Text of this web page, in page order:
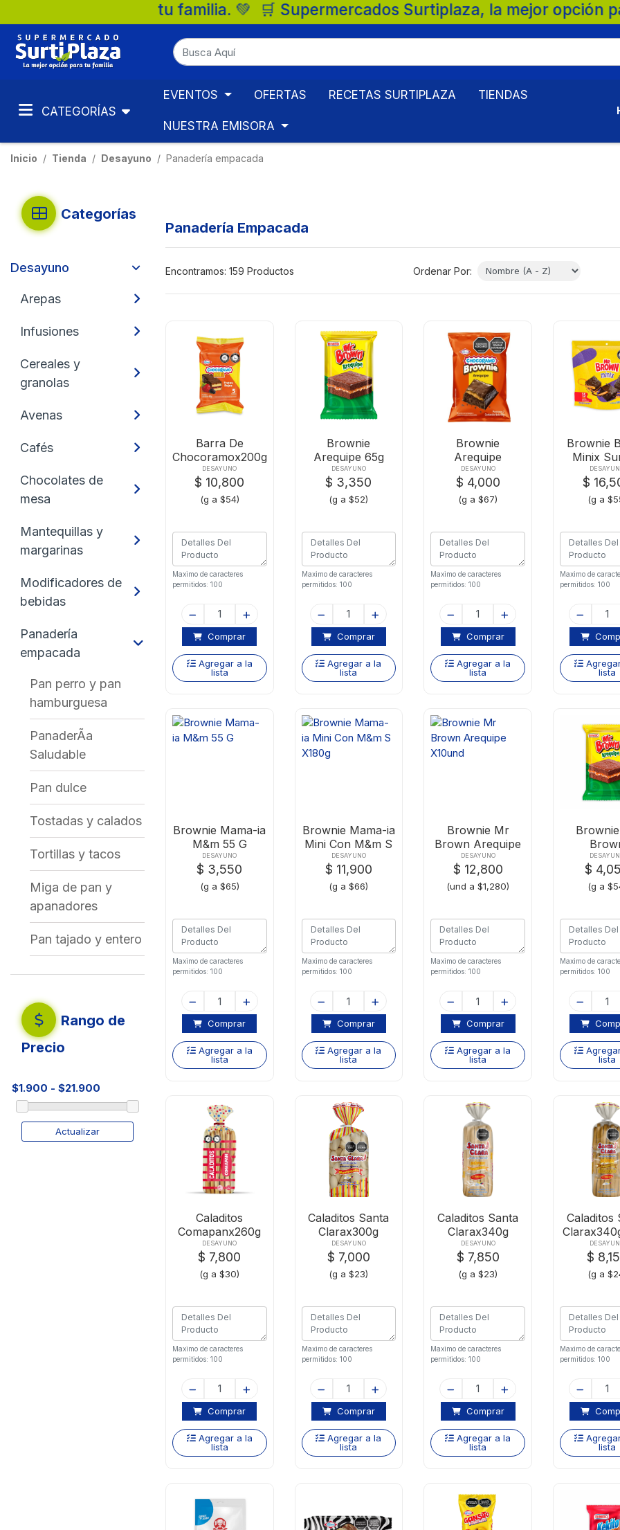
familia. 💚 🛒 Supermercados Surtiplaza, la mejor opción para tu familia.
CATEGORÍAS
EVENTOS OFERTAS RECETAS SURTIPLAZA TIENDAS
NUESTRA EMISORA
Inicio Tienda Desayuno Panadería empacada
Categorías
Desayuno
Arepas
Infusiones
Cereales y
granolas
Avenas
Cafés
Chocolates de
mesa
Mantequillas y
margarinas
Modificadores de
bebidas
Panadería
empacada
Pan perro y pan
hamburguesa
PanaderÃa
Saludable
Pan dulce
Tostadas y calados
Tortillas y tacos
Miga de pan y
apanadores
Pan tajado y entero
Rango de
Precio
Actualizar
Panadería Empacada
Encontramos: 159 Productos Ordenar Por:
Barra De
Chocoramox200g
Frutos Rojos
DESAYUNO
$ 10,800
(g a $54)
Maximo de caracteres
permitidos: 100
Comprar
Agregar a la
lista
Brownie
Arequipe 65g
Flow Bimbox1p
DESAYUNO
$ 3,350
(g a $52)
Maximo de caracteres
permitidos: 100
Comprar
Agregar a la
lista
Brownie
Arequipe
Ramox60 Gr
DESAYUNO
$ 4,000
(g a $67)
Maximo de caracteres
permitidos: 100
Comprar
Agregar a la
lista
Brownie
Minix
Flow
$
(g a
Maximo de
permitidos: 100
lista
Brownie Mama-ia
M&m 55 G
DESAYUNO
$ 3,550
(g a $65)
Maximo de caracteres
permitidos: 100
Comprar
Agregar a la
lista
Brownie Mama-ia
Mini Con M&m S
X180g
DESAYUNO
$ 11,900
(g a $66)
Maximo de caracteres
permitidos: 100
Comprar
Agregar a la
lista
Brownie Mr
Brown Arequipe
X10und
DESAYUNO
$ 12,800
(und a $1,280)
Maximo de caracteres
permitidos: 100
Comprar
Agregar a la
lista
$
(g a
Maximo de
permitidos: 100
lista
Caladitos
Comapanx260g
DESAYUNO
$ 7,800
(g a $30)
Maximo de caracteres
permitidos: 100
Comprar
Agregar a la
lista
Caladitos Santa
Clarax300g
Manteq
DESAYUNO
$ 7,000
(g a $23)
Maximo de caracteres
permitidos: 100
Comprar
Agregar a la
lista
Caladitos Santa
Clarax340g
DESAYUNO
$ 7,850
(g a $23)
Maximo de caracteres
permitidos: 100
Comprar
Agregar a la
lista
Caladitos
Integ
$
(g a
Maximo de
permitidos: 100
lista